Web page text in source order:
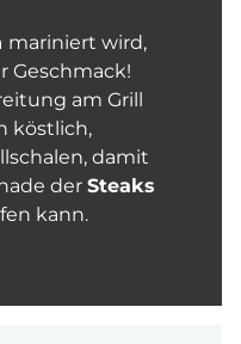
mariniert wird,
Geschmack!
am Grill
köstlich,
damit
der Steaks
kann.